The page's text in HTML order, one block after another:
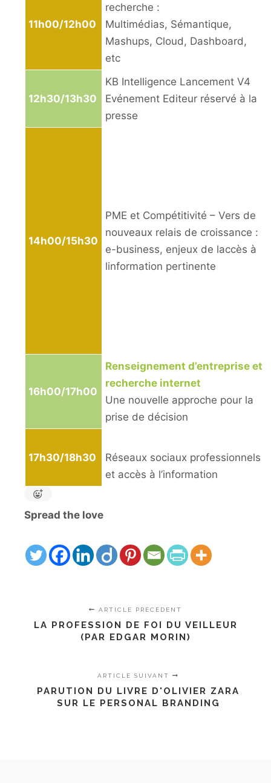
11h00/12h00
recherche :
Multimédias, Sémantique,
Mashups, Cloud, Dashboard,
etc
12h30/13h30
KB Intelligence Lancement V4
Evénement Editeur réservé à la
presse
14h00/15h30
PME et Compétitivité – Vers de
nouveaux relais de croissance :
e-business, enjeux de laccès à
linformation pertinente
16h00/17h00
Renseignement d’entreprise et
recherche internet
Une nouvelle approche pour la
prise de décision
17h30/18h30
Réseaux sociaux professionnels
et accès à l’information
Spread the love
ARTICLE PRÉCÉDENT
LA PROFESSION DE FOI DU VEILLEUR
(PAR EDGAR MORIN)
ARTICLE SUIVANT
PARUTION DU LIVRE D'OLIVIER ZARA
SUR LE PERSONAL BRANDING